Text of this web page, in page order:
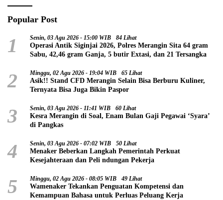
Popular Post
1 Senin, 03 Agu 2026 - 15:00 WIB 84 Lihat
Operasi Antik Siginjai 2026, Polres Merangin Sita 64 gram
Sabu, 42,46 gram Ganja, 5 butir Extasi, dan 21 Tersangka
2 Minggu, 02 Agu 2026 - 19:04 WIB 65 Lihat
Asik!! Stand CFD Merangin Selain Bisa Berburu Kuliner,
Ternyata Bisa Juga Bikin Paspor
3 Senin, 03 Agu 2026 - 11:41 WIB 60 Lihat
Kesra Merangin di Soal, Enam Bulan Gaji Pegawai ‘Syara’
di Pangkas
4 Senin, 03 Agu 2026 - 07:02 WIB 50 Lihat
Menaker Beberkan Langkah Pemerintah Perkuat
Kesejahteraan dan Peli ndungan Pekerja
5 Minggu, 02 Agu 2026 - 08:05 WIB 49 Lihat
Wamenaker Tekankan Penguatan Kompetensi dan
Kemampuan Bahasa untuk Perluas Peluang Kerja